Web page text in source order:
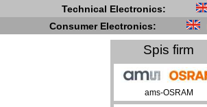
Technical Electronics:
Consumer Electronics:
Spis firm
ams-OSRAM